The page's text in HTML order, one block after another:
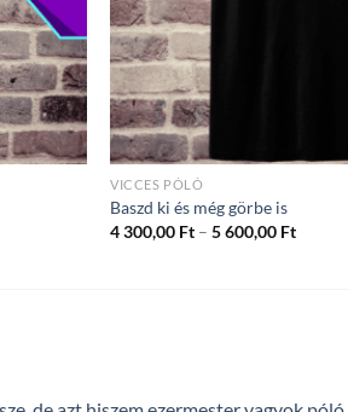
VICCES PÓLÓ
Baszd ki és még görbe is
4 300,00 Ft – 5 600,00 Ft